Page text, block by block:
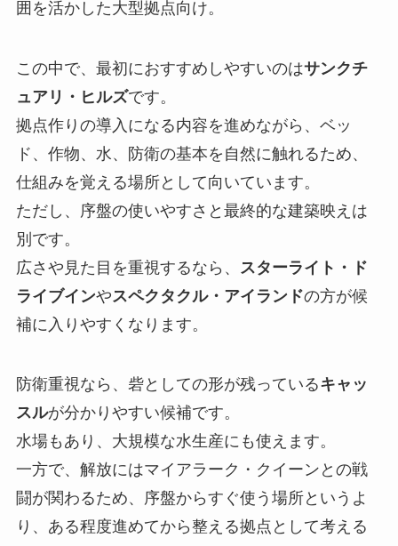
囲を活かした大型拠点向け。
この中で、最初におすすめしやすいのはサンクチ
ュアリ・ヒルズです。
拠点作りの導入になる内容を進めながら、ベッ
ド、作物、水、防衛の基本を自然に触れるため、
仕組みを覚える場所として向いています。
ただし、序盤の使いやすさと最終的な建築映えは
別です。
広さや見た目を重視するなら、
スターライト・ド
ライブインやスペクタクル・アイランドの方が候
補に入りやすくなります。
防衛重視なら、砦としての形が残っているキャッ
スルが分かりやすい候補です。
水場もあり、大規模な水生産にも使えます。
一方で、解放にはマイアラーク・クイーンとの戦
闘が関わるため、序盤からすぐ使う場所というよ
り、ある程度進めてから整える拠点として考える